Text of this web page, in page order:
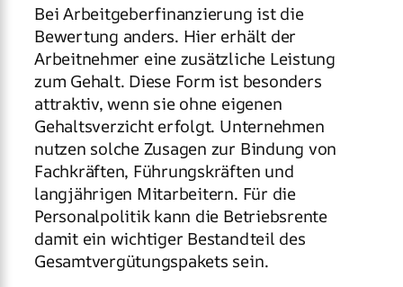
Bei Arbeitgeberfinanzierung ist die
Bewertung anders. Hier erhält der
Arbeitnehmer eine zusätzliche Leistung
zum Gehalt. Diese Form ist besonders
attraktiv, wenn sie ohne eigenen
Gehaltsverzicht erfolgt. Unternehmen
nutzen solche Zusagen zur Bindung von
Fachkräften, Führungskräften und
langjährigen Mitarbeitern. Für die
Personalpolitik kann die Betriebsrente
damit ein wichtiger Bestandteil des
Gesamtvergütungspakets sein.